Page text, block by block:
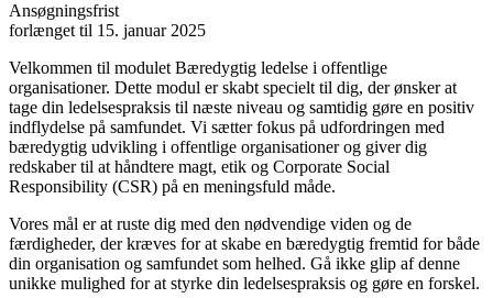
Ansøgningsfrist
forlænget til 15. januar 2025
Velkommen til modulet Bæredygtig ledelse i offentlige
organisationer. Dette modul er skabt specielt til dig, der ønsker at
tage din ledelsespraksis til næste niveau og samtidig gøre en positiv
indflydelse på samfundet. Vi sætter fokus på udfordringen med
bæredygtig udvikling i offentlige organisationer og giver dig
redskaber til at håndtere magt, etik og Corporate Social
Responsibility (CSR) på en meningsfuld måde.
Vores mål er at ruste dig med den nødvendige viden og de
færdigheder, der kræves for at skabe en bæredygtig fremtid for både
din organisation og samfundet som helhed. Gå ikke glip af denne
unikke mulighed for at styrke din ledelsespraksis og gøre en forskel.